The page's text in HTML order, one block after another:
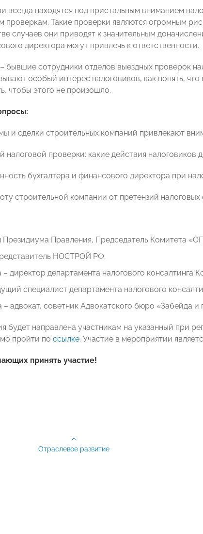
всегда находятся под пристальным вниманием
проверкам. Такие проверки являются огромным
случаев они приводят к значительным
директора могут привлечь к ответственности.
бывшие сотрудники отделов выездных проверок
особый интерес налоговиков, как понять,
чтобы этого не произошло.
и сделки строительных компаний привлекают
налоговой проверки: какие действия налоговиков
бухгалтера и финансового директора при
строительной компании от претензий
Президиума Правления, Председатель Комитета
НОСТРОЙ РФ;
директор департамента налогового консалтинга
специалист департамента налогового
адвокат, советник Адвокатского бюро «Забейда и
будет направлена участникам на указанный при
пройти по ссылке. Участие в мероприятии
принять участие!
Отраслевое развитие